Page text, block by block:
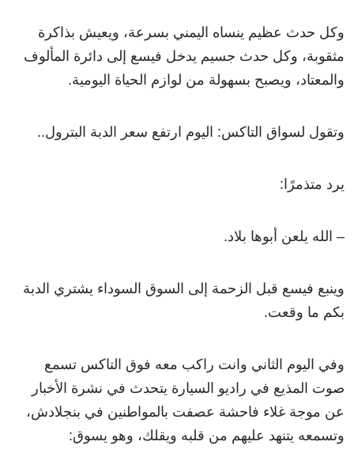
وكل حدث عظيم ينساه اليمني بسرعة، ويعيش بذاكرة
مثقوبة، وكل حدث جسيم يدخل فيسع إلى دائرة المألوف
والمعتاد، ويصبح بسهولة من لوازم الحياة اليومية.
وتقول لسواق التاكس: اليوم ارتفع سعر الدبة البترول..
يرد متذمرًا:
– الله يلعن أبوها بلاد.
وينبع فيسع قبل الزحمة إلى السوق السوداء يشتري الدبة
بكم ما وقعت.
وفي اليوم الثاني وانت راكب معه فوق التاكس تسمع
صوت المذيع في راديو السيارة يتحدث في نشرة الأخبار
عن موجة غلاء فاحشة عصفت بالمواطنين في بنجلادش،
وتسمعه يتنهد عليهم من قلبه ويقلك، وهو يسوق: